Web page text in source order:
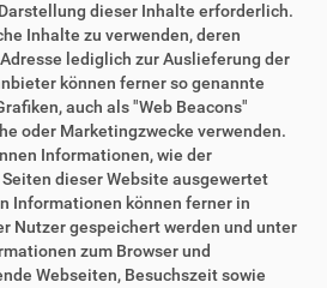
dieser Inhalte erforderlich.
Inhalte zu verwenden, deren
lediglich zur Auslieferung der
können ferner so genannte
auch als "Web Beacons"
oder Marketingzwecke verwenden.
Informationen, wie der
dieser Website ausgewertet
Informationen können ferner in
Nutzer gespeichert werden und unter
zum Browser und
Webseiten, Besuchszeit sowie